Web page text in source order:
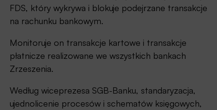
FDS, który wykrywa i blokuje podejrzane transakcje
na rachunku bankowym.
Monitoruje on transakcje kartowe i transakcje
płatnicze realizowane we wszystkich bankach
Zrzeszenia.
Według wiceprezesa SGB-Banku, standaryzacja,
ujednolicenie procesów i schematów księgowych,